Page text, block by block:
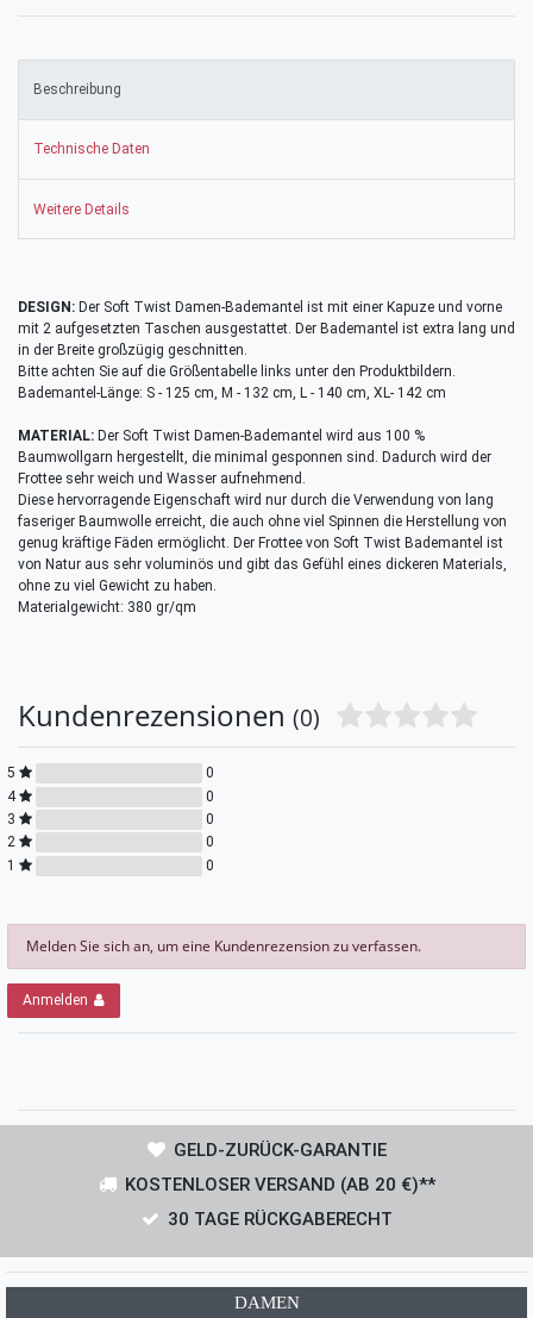
Beschreibung
Technische Daten
Weitere Details
DESIGN: Der Soft Twist Damen-Bademantel ist mit einer Kapuze und vorne
mit 2 aufgesetzten Taschen ausgestattet. Der Bademantel ist extra lang und
in der Breite großzügig geschnitten.
Bitte achten Sie auf die Größentabelle links unter den Produktbildern.
Bademantel-Länge: S - 125 cm, M - 132 cm, L - 140 cm, XL- 142 cm
MATERIAL: Der Soft Twist Damen-Bademantel wird aus 100 %
Baumwollgarn hergestellt, die minimal gesponnen sind. Dadurch wird der
Frottee sehr weich und Wasser aufnehmend.
Diese hervorragende Eigenschaft wird nur durch die Verwendung von lang
faseriger Baumwolle erreicht, die auch ohne viel Spinnen die Herstellung von
genug kräftige Fäden ermöglicht. Der Frottee von Soft Twist Bademantel ist
von Natur aus sehr voluminös und gibt das Gefühl eines dickeren Materials,
ohne zu viel Gewicht zu haben.
Materialgewicht: 380 gr/qm
Kundenrezensionen (0)
5
0
4
0
3
0
2
0
1
0
Melden Sie sich an, um eine Kundenrezension zu verfassen.
Anmelden
GELD-ZURÜCK-GARANTIE
KOSTENLOSER VERSAND (AB 20 €)**
30 TAGE RÜCKGABERECHT
DAMEN